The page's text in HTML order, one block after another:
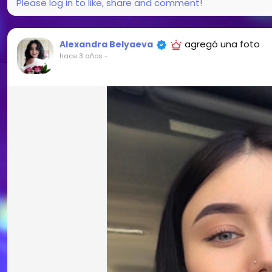
Alexandra Belyaeva agregó una foto
hace 3 años -